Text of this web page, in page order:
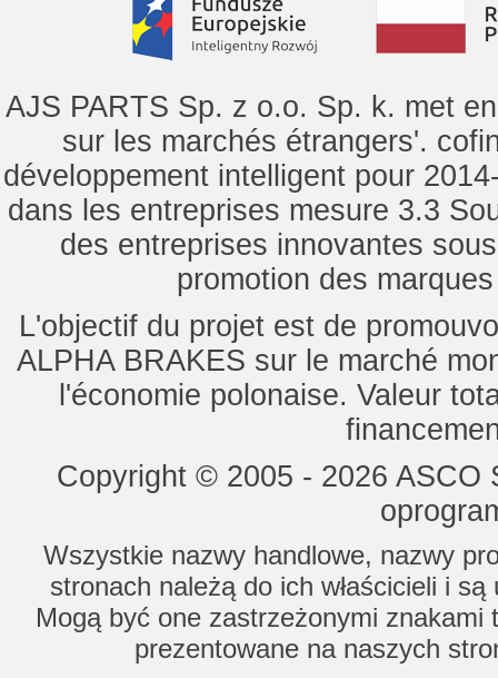
AJS PARTS Sp. z o.o. Sp. k. met
sur les marchés étrangers'.
développement intelligent pour
dans les entreprises mesure 3.3
des entreprises innovantes
promotion des
L'objectif du projet est de
ALPHA BRAKES sur le marché
l'économie polonaise. Valeur
Copyright © 2005 - 2026
Wszystkie nazwy handlowe, nazwy
stronach należą do ich właścicieli i
Mogą być one zastrzeżonymi znakami
prezentowane na naszych